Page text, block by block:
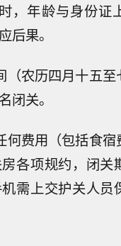
，年龄与身份证
后果。
农历四月十五至
闭关。
何费用（包括食
各项规约，闭关
需上交护关人员